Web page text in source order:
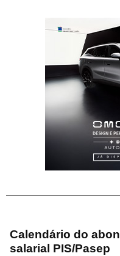
Calendário do
salarial PIS/Pasep